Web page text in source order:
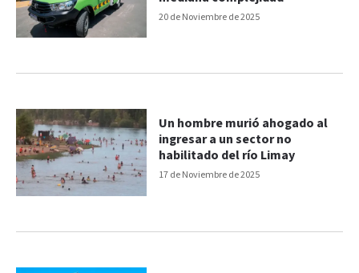
20 de Noviembre de 2025
17 de Noviembre de 2025
Un hombre murió ahogado al
ingresar a un sector no
habilitado del río Limay